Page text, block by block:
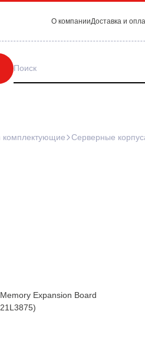
О компанииДоставка и
комплектующие Серверные